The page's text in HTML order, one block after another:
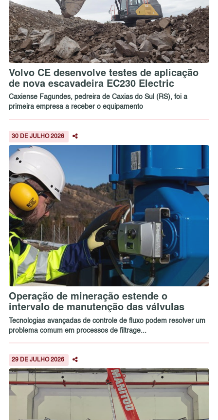
Volvo CE desenvolve testes de aplicação
de nova escavadeira EC230 Electric
Caxiense Fagundes, pedreira de Caxias do Sul (RS), foi a
primeira empresa a receber o equipamento
30 DE JULHO 2026
Operação de mineração estende o
intervalo de manutenção das válvulas
Tecnologias avançadas de controle de fluxo podem resolver um
problema comum em processos de filtrage...
29 DE JULHO 2026